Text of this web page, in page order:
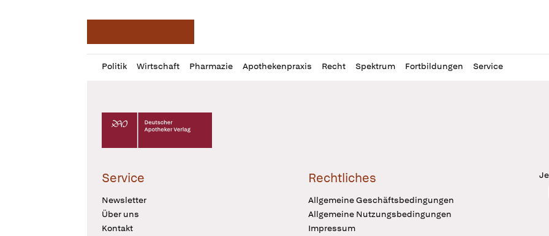
Politik Wirtschaft Pharmazie Apothekenpraxis Recht Spektrum Fortbildungen Service
Profil
öffnen
Daz
Pur
Deutscher Apotheker Verlag Logo
Service
Newsletter
Über uns
Kontakt
Rechtliches
Allgemeine Geschäftsbedingungen
Allgemeine Nutzungsbedingungen
Impressum